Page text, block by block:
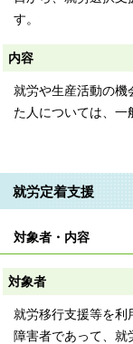
す。
内容
就労や生産活動の機
た人については、一
就労定着支援
対象者・内容
対象者
就労移行支援等を利
障害者であって、就